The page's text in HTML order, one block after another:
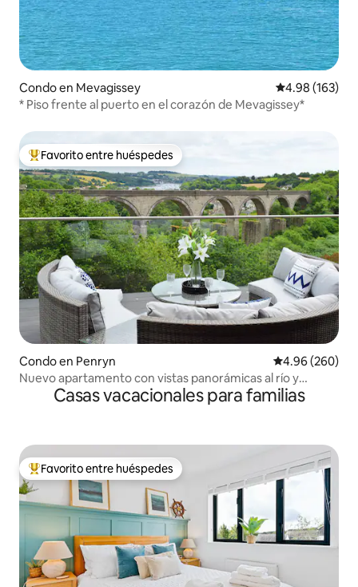
Condo en Mevagissey Calificación
4.98 (163)
* Piso frente al puerto en el corazón de Mevagissey*
Favorito entre huéspedes preferido
Favorito entre huéspedes
Condo en Penryn Calificación
4.96 (260)
Nuevo apartamento con vistas panorámicas al río y
cargador Tesla
Casas vacacionales para familias
Favorito entre huéspedes preferido
Favorito entre huéspedes